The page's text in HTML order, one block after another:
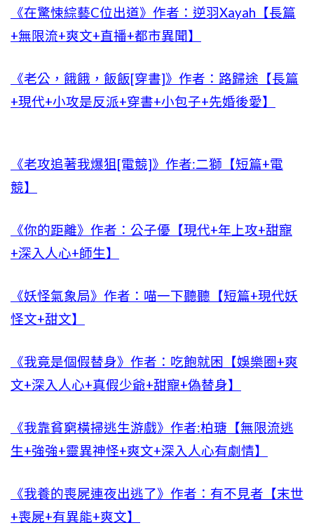
《在驚悚綜藝C位出道》作者：逆羽Xayah【長篇
+無限流+爽文+直播+都市異聞】
《老公，餓餓，飯飯[穿書]》作者：路歸途【長篇
+現代+小攻是反派+穿書+小包子+先婚後愛】
《老攻追著我爆狙[電競]》作者:二獅【短篇+電
競】
《你的距離》作者：公子優【現代+年上攻+甜寵
+深入人心+師生】
《妖怪氣象局》作者：喵一下聽聽【短篇+現代妖
怪文+甜文】
《我竟是個假替身》作者：吃飽就困【娛樂圈+爽
文+深入人心+真假少爺+甜寵+偽替身】
《我靠貧窮橫掃逃生游戲》作者:柏瑭【無限流逃
生+強強+靈異神怪+爽文+深入人心有劇情】
《我養的喪屍連夜出逃了》作者：有不見者【末世
+喪屍+有異能+爽文】